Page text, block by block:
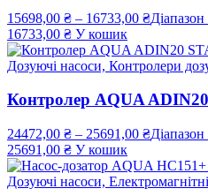
15698,00 ₴ – 16733,00 ₴
16733,00 ₴ У кошик
Дозуючі насоси, Контролери
Контролер AQUA
24472,00 ₴ – 25691,00 ₴
25691,00 ₴ У кошик
Дозуючі насоси,